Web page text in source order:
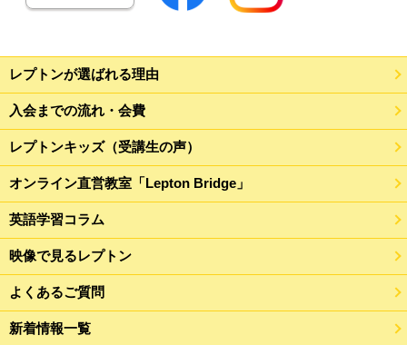
レプトンが選ばれる理由
入会までの流れ・会費
レプトンキッズ（受講生の声）
オンライン直営教室「Lepton Bridge」
英語学習コラム
映像で見るレプトン
よくあるご質問
新着情報一覧